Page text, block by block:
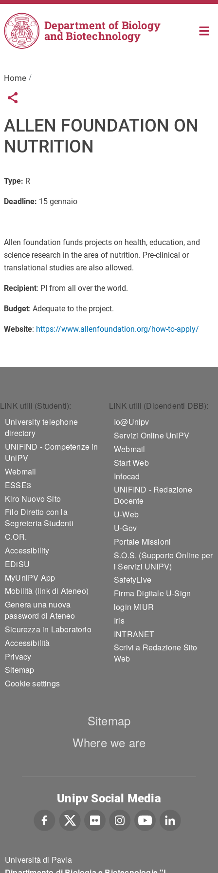
Skip to main content
Department of Biology
and Biotechnology
Home
Links condivisione social
Share button
ALLEN FOUNDATION ON
NUTRITION
Type: R
Deadline: 15 gennaio
Allen foundation funds projects on health, education, and
science research in the area of nutrition. Pre-clinical or
translational studies are also allowed.
Recipient: PI from all over the world.
Budget: Adequate to the project.
Website: https://www.allenfoundation.org/how-to-apply/
Footer 1
LINK utili (Studenti):
University telephone
directory
UNIFIND - Competenze in
UniPV
Webmail
ESSE3
Kiro Nuovo Sito
Filo Diretto con la
Segreteria Studenti
C.OR.
Accessibility
EDiSU
MyUniPV App
Mobilità (link di Ateneo)
Genera una nuova
password di Ateneo
Sicurezza in Laboratorio
Accessibilità
Privacy
Sitemap
Cookie settings
Footer 2
LINK utili (Dipendenti DBB):
Io@Unipv
Servizi Online UniPV
Webmail
Start Web
Infocad
UNIFIND - Redazione
Docente
U-Web
U-Gov
Portale Missioni
S.O.S. (Supporto Online per
i Servizi UNIPV)
SafetyLive
Firma Digitale U-Sign
login MIUR
Iris
INTRANET
Scrivi a Redazione Sito
Web
Sitemap
Where we are
Università di Pavia
Unipv Social Media